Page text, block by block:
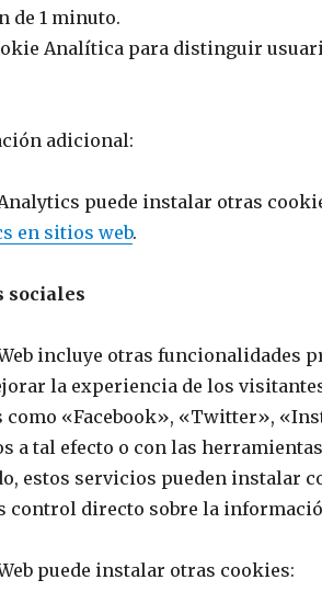
de 1 minuto.
Analítica para distinguir
adicional:
puede instalar otras
en sitios web.
sociales
incluye otras funcionalidades
la experiencia de los
como «Facebook», «Twitter»,
a tal efecto o con las
estos servicios pueden instalar
control directo sobre la
puede instalar otras cookies: